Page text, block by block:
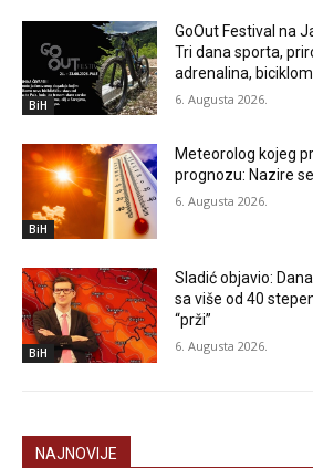
BiH
GoOut Festival na
Tri dana sporta,
adrenalina,
6. Augusta 2026.
BiH
Meteorolog kojeg
prognozu: Nazire
6. Augusta 2026.
BiH
Sladić objavio:
sa više od 40
“prži”
6. Augusta 2026.
NAJNOVIJE